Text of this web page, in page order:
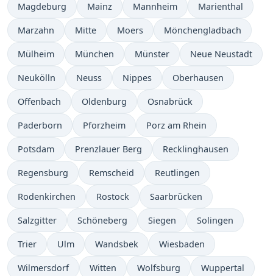
Magdeburg Mainz Mannheim Marienthal
Marzahn Mitte Moers Mönchengladbach
Mülheim München Münster Neue Neustadt
Neukölln Neuss Nippes Oberhausen
Offenbach Oldenburg Osnabrück
Paderborn Pforzheim Porz am Rhein
Potsdam Prenzlauer Berg Recklinghausen
Regensburg Remscheid Reutlingen
Rodenkirchen Rostock Saarbrücken
Salzgitter Schöneberg Siegen Solingen
Trier Ulm Wandsbek Wiesbaden
Wilmersdorf Witten Wolfsburg Wuppertal